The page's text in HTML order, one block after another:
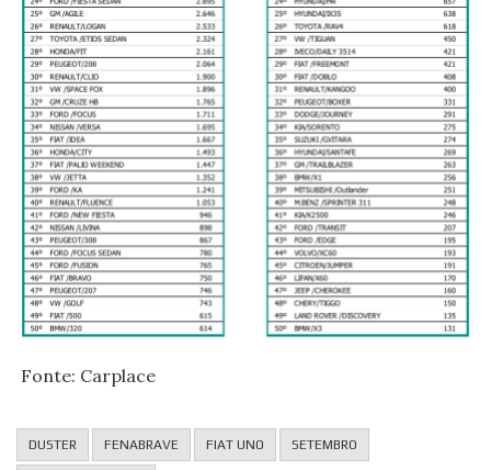
Fonte: Carplace
DUSTER FENABRAVE FIAT UNO SETEMBRO